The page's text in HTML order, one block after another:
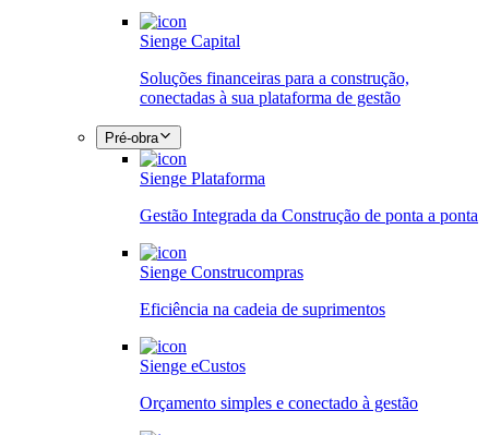
Sienge Capital
Soluções financeiras para a construção,
conectadas à sua plataforma de gestão
Pré-obra
Sienge Plataforma
Gestão Integrada da Construção de ponta a ponta
Sienge Construcompras
Eficiência na cadeia de suprimentos
Sienge eCustos
Orçamento simples e conectado à gestão